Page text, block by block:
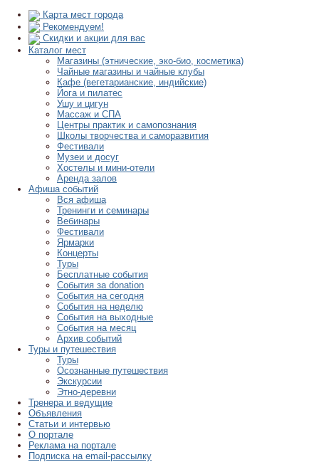
Карта мест города
Рекомендуем!
Скидки и акции для вас
Каталог мест
Магазины (этнические, эко-био, косметика)
Чайные магазины и чайные клубы
Кафе (вегетарианские, индийские)
Йога и пилатес
Ушу и цигун
Массаж и СПА
Центры практик и самопознания
Школы творчества и саморазвития
Фестивали
Музеи и досуг
Хостелы и мини-отели
Аренда залов
Афиша событий
Вся афиша
Тренинги и семинары
Вебинары
Фестивали
Ярмарки
Концерты
Туры
Бесплатные события
События за donation
События на сегодня
События на неделю
События на выходные
События на месяц
Архив событий
Туры и путешествия
Туры
Осознанные путешествия
Экскурсии
Этно-деревни
Тренера и ведущие
Объявления
Статьи и интервью
О портале
Реклама на портале
Подписка на email-рассылку